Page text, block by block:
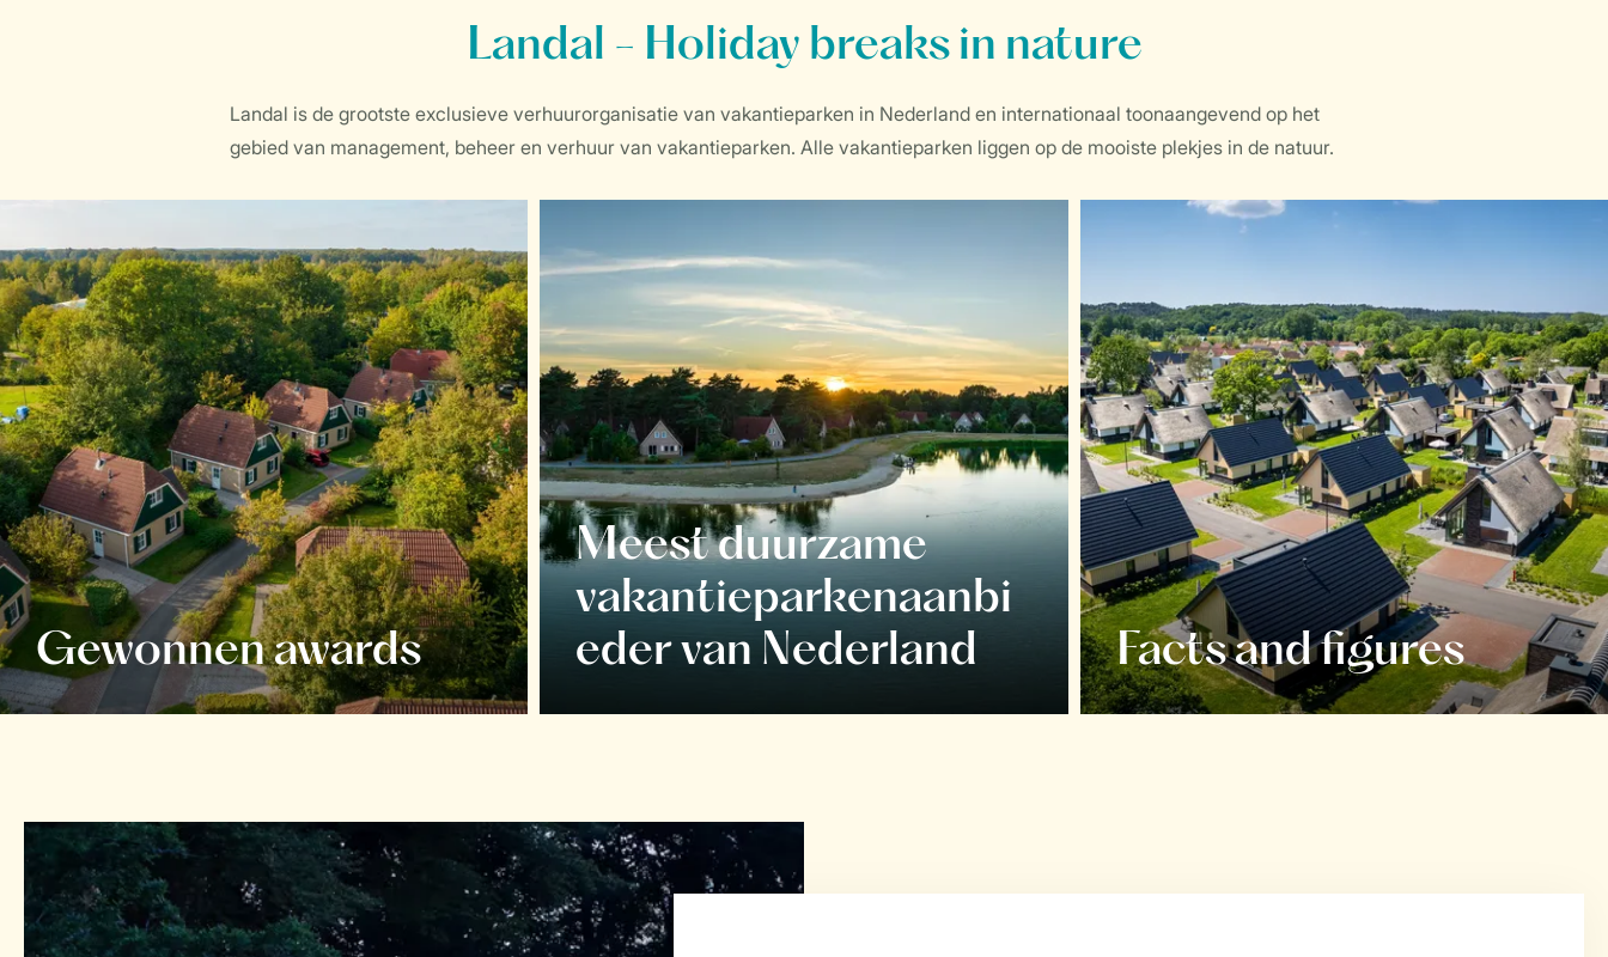
Landal - Holiday breaks in nature
Landal is de grootste exclusieve verhuurorganisatie van vakantieparken in Nederland en internationaal toonaangevend op het
gebied van management, beheer en verhuur van vakantieparken. Alle vakantieparken liggen op de mooiste plekjes in de natuur.
Gewonnen awards
Meest duurzame
vakantieparkenaanbi
eder van Nederland
Facts and figures